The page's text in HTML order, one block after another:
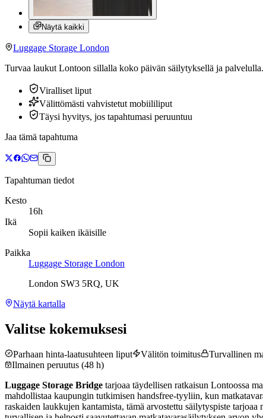
Näytä kaikki
Luggage Storage London
Turvaa laukut Lontoon sillalla koko päivän säilytyksellä ja
Viralliset liput
Välittömästi vahvistetut mobiililiput
Täysi hyvitys, jos tapahtumasi peruuntuu
Jaa tämä tapahtuma
Tapahtuman tiedot
Kesto
16h
Ikä
Sopii kaiken ikäisille
Paikka
Luggage Storage London
London SW3 5RQ, UK
Näytä kartalla
Valitse kokemuksesi
Parhaan hinta-laatusuhteen liput Välitön toimitus
Turvallinen
Ilmainen peruutus (48 h)
Luggage Storage Bridge tarjoaa täydellisen ratkaisun Lontoossa
mahdollistaa kaupungin tutkimisen handsfree-tyyliin, kun
raskaiden laukkujen kantamista, tämä arvostettu säilytyspiste